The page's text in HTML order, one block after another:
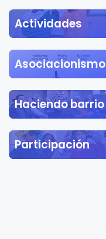
Actividades
Asociacionismo
Haciendo barrio
Participación